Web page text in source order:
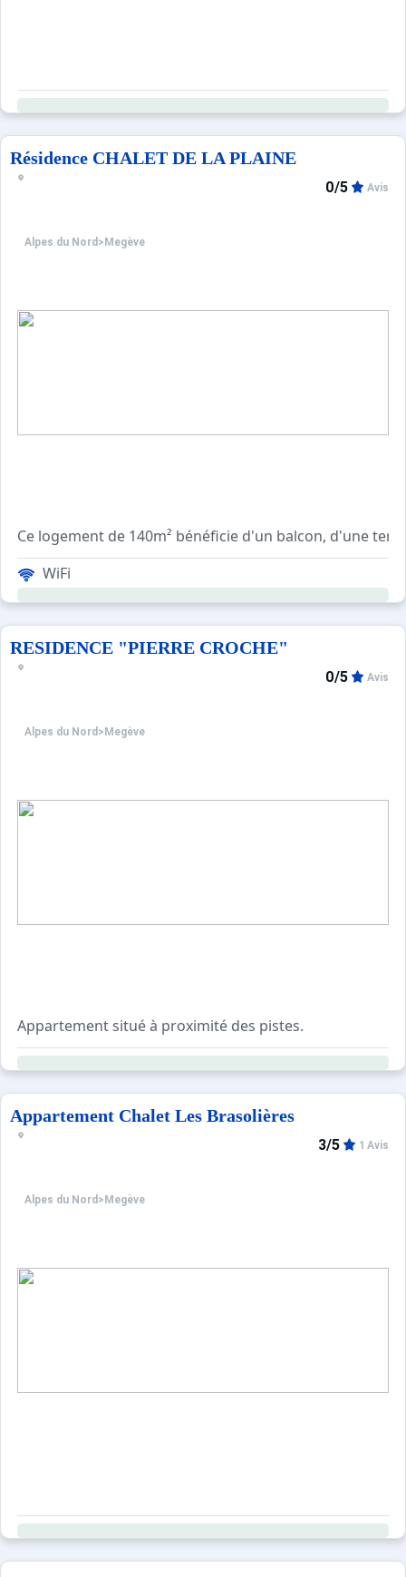
Résidence CHALET DE LA PLAINE
Alpes du Nord > Megève
0/5 Avis
Ce logement de 140m² bénéficie d'un balcon, d'une
WiFi
RESIDENCE "PIERRE CROCHE"
Alpes du Nord > Megève
0/5 Avis
Appartement situé à proximité des pistes.
Ce logement de 35m² bénéficie d'un balcon, d'une
Appartement Chalet Les Brasolières
Alpes du Nord > Megève
3/5 1 Avis
SITUATION : situé au 1er étage d'un petit immeuble, à